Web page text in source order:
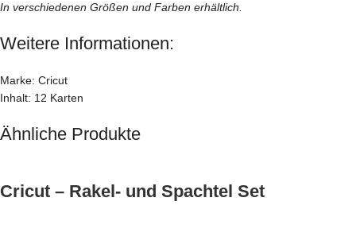
In verschiedenen Größen und Farben erhältlich.
Weitere Informationen:
Marke: Cricut
Inhalt: 12 Karten
Ähnliche Produkte
Cricut – Rakel- und Spachtel Set